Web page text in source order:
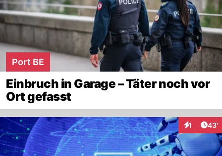
Port BE
Einbruch in Garage – Täter noch vor
Ort gefasst
1 43'